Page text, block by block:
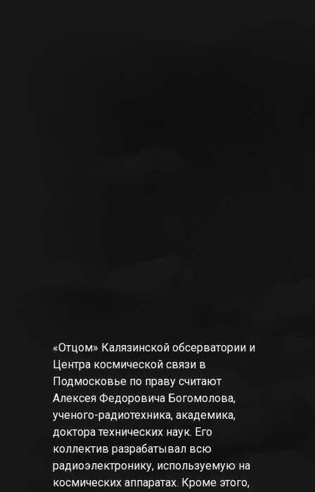
«Отцом» Калязинской обсерватории и
Центра космической связи в
Подмосковье по праву считают
Алексея Федоровича Богомолова,
ученого-радиотехника, академика,
доктора технических наук. Его
коллектив разрабатывал всю
радиоэлектронику, используемую на
космических аппаратах. Кроме этого,